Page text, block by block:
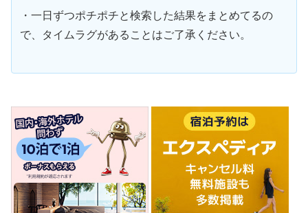
・一日ずつポチポチと検索した結果をまとめてるの
で、タイムラグがあることはご了承ください。